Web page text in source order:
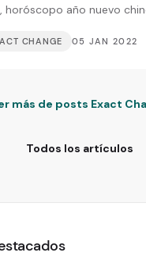
horóscopo año nuevo
CHANGE 05 JAN 2022
más de posts Exact
Todos los artículos